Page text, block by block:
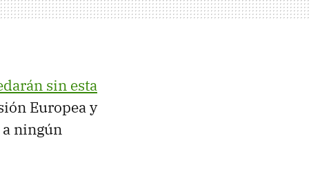
sin esta
Europea y
ningún